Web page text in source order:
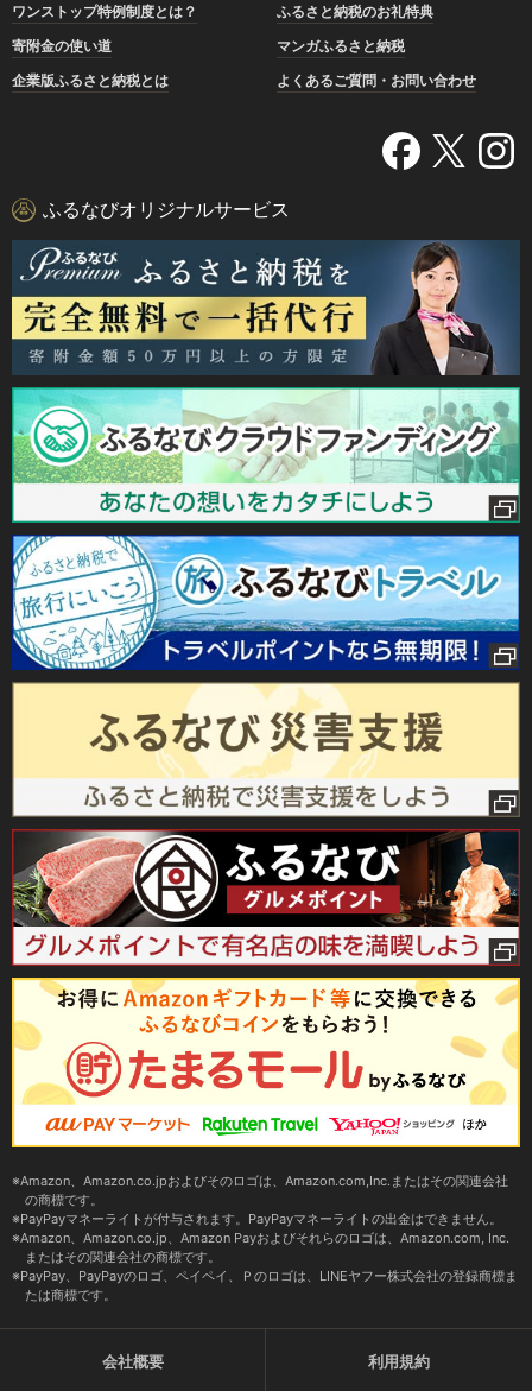
ワンストップ特例制度とは？
ふるさと納税のお礼特典
寄附金の使い道
マンガふるさと納税
企業版ふるさと納税とは
よくあるご質問・お問い合わせ
ふるなびオリジナルサービス
Amazon、Amazon.co.jpおよびそのロゴは、Amazon.com,Inc.またはその関連会社
の商標です。
PayPayマネーライトが付与されます。PayPayマネーライトの出金はできません。
Amazon、Amazon.co.jp、Amazon Payおよびそれらのロゴは、Amazon.com, Inc.
またはその関連会社の商標です。
PayPay、PayPayのロゴ、ペイペイ、Ｐのロゴは、LINEヤフー株式会社の登録商標ま
たは商標です。
会社概要 利用規約